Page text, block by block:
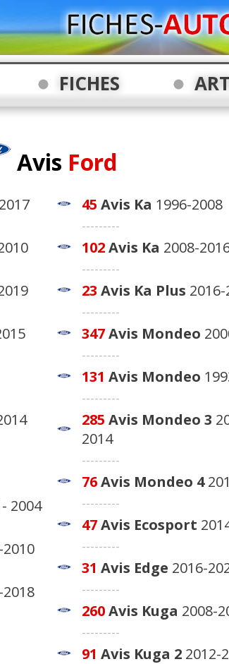
FICHES
Avis Ford
2004
45 Avis Ka 1996-2008
---------
102Avis Ka 2008-
---------
23 Avis Ka Plus
---------
347Avis Mondeo
---------
131 Avis Mondeo
---------
285 Avis Mondeo 3
2014
---------
76Avis Mondeo 4
---------
47Avis Ecosport
---------
31 Avis Edge 2016-
---------
260Avis Kuga 2008-
---------
91 Avis Kuga 2 2012-